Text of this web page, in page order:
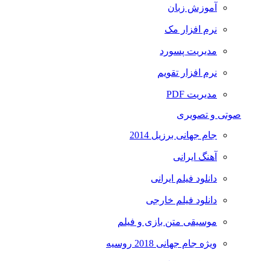
آموزش زبان
نرم افزار مک
مدیریت پسورد
نرم افزار تقویم
مدیریت PDF
صوتی و تصویری
جام جهانی برزیل 2014
آهنگ ایرانی
دانلود فیلم ایرانی
دانلود فیلم خارجی
موسیقی متن بازی و فیلم
ویژه جام جهانی 2018 روسیه